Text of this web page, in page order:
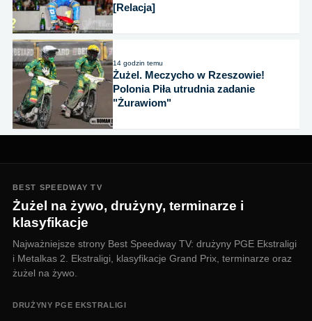
[Relacja]
14 godzin temu
Żużel. Meczycho w Rzeszowie!
Polonia Piła utrudnia zadanie
"Żurawiom"
BEST SPEEDWAY TV
Żużel na żywo, drużyny, terminarze i
klasyfikacje
Najważniejsze strony Best Speedway TV: drużyny PGE Ekstraligi
i Metalkas 2. Ekstraligi, klasyfikacje Grand Prix, terminarze oraz
żużel na żywo.
DRUŻYNY PGE EKSTRALIGI